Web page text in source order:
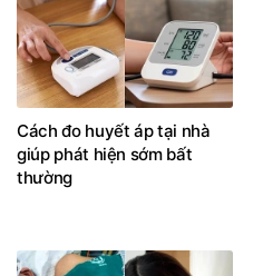
Cách đo huyết áp tại nhà
giúp phát hiện sớm bất
thường